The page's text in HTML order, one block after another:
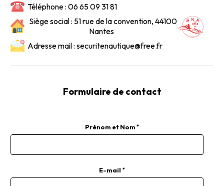
Téléphone : 06 65 09 31 81
Siège social : 51 rue de la convention, 44100
Nantes
Adresse mail : securitenautique@free.fr
Formulaire de contact
Prénom et Nom
E-mail